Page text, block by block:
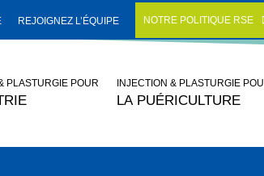
REJOIGNEZ L’ÉQUIPE NOTRE POLITIQUE RSE
PLASTURGIE POUR INJECTION & PLASTURGIE
LA PUÉRICULTURE